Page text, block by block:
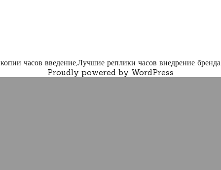
копии часов введение,Лучшие реплики часов внедрение бренда
Proudly powered by WordPress